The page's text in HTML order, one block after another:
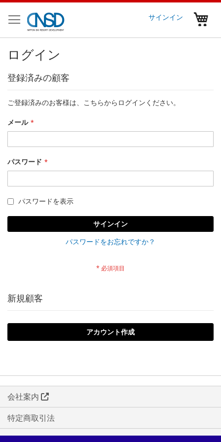
ン
テ
ン
に
キ
サインイン
ログイン
登録済みの顧客
ご登録済みのお客様は、こちらからログインください。
メール
パスワード
パスワードを表示
サインイン
パスワードをお忘れですか？
新規顧客
アカウント作成
会社案内
特定商取引法
利用規約